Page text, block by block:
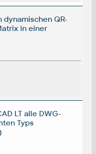
QR-
in einer
LT alle DWG-
Typs